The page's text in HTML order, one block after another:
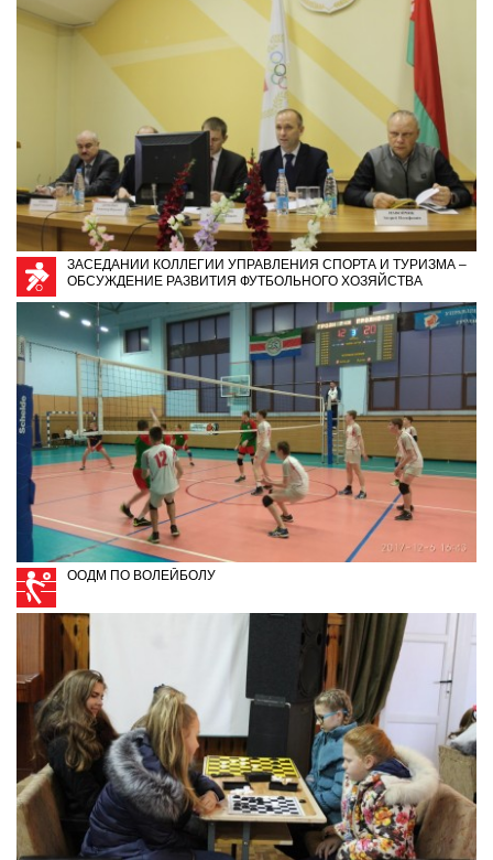
ЗАСЕДАНИИ КОЛЛЕГИИ УПРАВЛЕНИЯ СПОРТА И ТУРИЗМА –
ОБСУЖДЕНИЕ РАЗВИТИЯ ФУТБОЛЬНОГО ХОЗЯЙСТВА
ООДМ ПО ВОЛЕЙБОЛУ